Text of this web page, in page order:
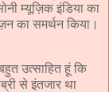
म्यूज़िक इंडिया का
का समर्थन किया।
उत्साहित हूं कि
से इंतजार था